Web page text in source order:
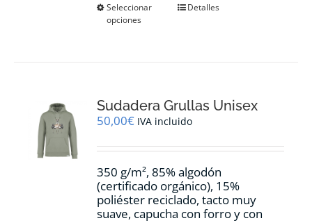
Seleccionar
opciones
Este
se
pueden
en
página
de
producto
Detalles
Sudadera Grullas Unisex
50,00€ IVA incluido
350 g/m², 85% algodón
(certificado orgánico), 15%
poliéster reciclado, tacto muy
suave, capucha con forro y con